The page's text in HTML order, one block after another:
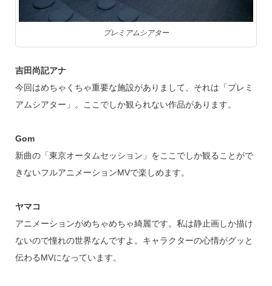
プレミアムシアター
吉田尚記アナ
今回はめちゃくちゃ重要な施設がありまして、それは「プレミ
アムシアター」。ここでしか観られない作品があります。
Gom
新曲の「東京オータムセッション」をここでしか観ることがで
きないフルアニメーションMVで楽しめます。
ヤマコ
アニメーションがめちゃめちゃ綺麗です。私は静止画しか描け
ないので憧れの世界なんですよ。キャラクターの心情がグッと
伝わるMVになっています。